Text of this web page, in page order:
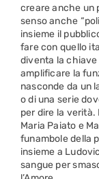
creare anche un
senso anche
insieme il
fare con quello
diventa la
amplificare la
nasconde da un
o di una serie
per dire la verità.
Maria Paiato e
funambole della
insieme a
sangue per